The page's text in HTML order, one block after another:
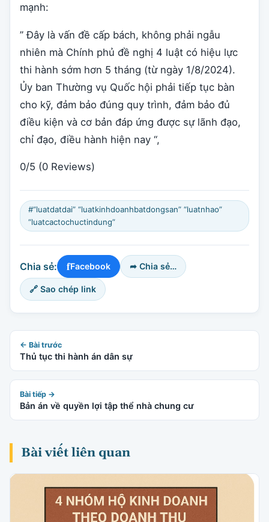
mạnh:
” Đây là vấn đề cấp bách, không phải ngẫu
nhiên mà Chính phủ đề nghị 4 luật có hiệu lực
thi hành sớm hơn 5 tháng (từ ngày 1/8/2024).
Ủy ban Thường vụ Quốc hội phải tiếp tục bàn
cho kỹ, đảm bảo đúng quy trình, đảm bảo đủ
điều kiện và cơ bản đáp ứng được sự lãnh đạo,
chỉ đạo, điều hành hiện nay “,
0/5 (0 Reviews)
#“luatdatdai” “luatkinhdoanhbatdongsan” “luatnhao”
“luatcactochuctindung”
Chia sẻ: fFacebook ➦ Chia sẻ…
🔗 Sao chép link
← Bài trước
Thủ tục thi hành án dân sự
Bài tiếp →
Bản án về quyền lợi tập thể nhà chung cư
Bài viết liên quan